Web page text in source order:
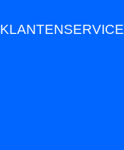
KLANTENSERVICE